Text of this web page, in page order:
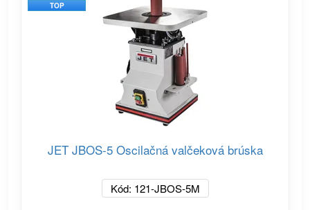
TOP
JET JBOS-5 Oscilačná valčeková brúska
Kód: 121-JBOS-5M